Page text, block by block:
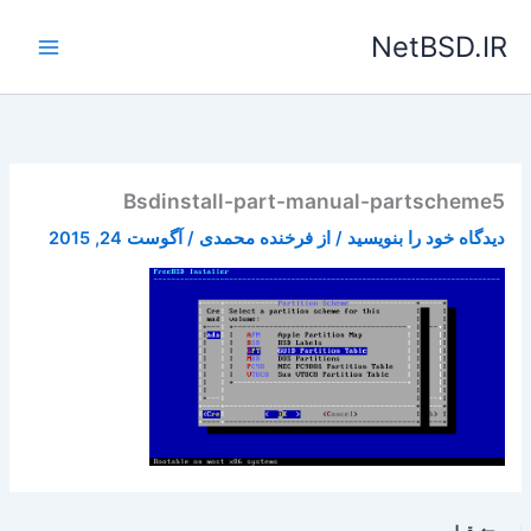
NetBSD.IR
Bsdinstall-part-manual-partscheme5
دیدگاه‌ خود را بنویسید / از فرخنده محمدی/ آگوست 24, 2015